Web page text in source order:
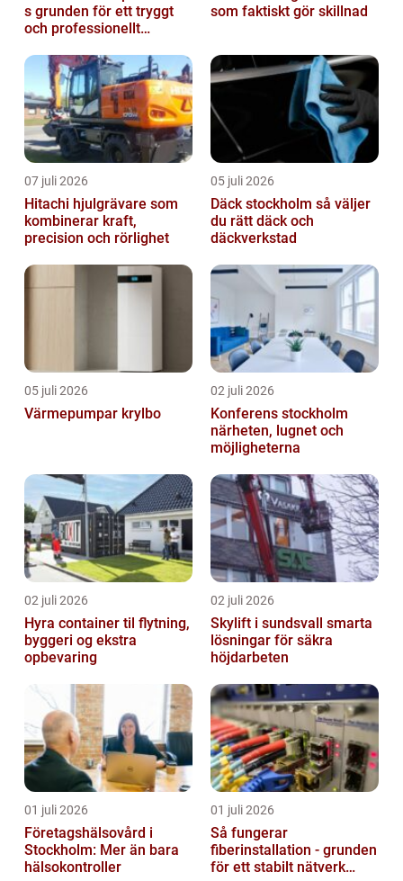
s grunden för ett tryggt
och professionellt
som faktiskt gör skillnad
07 juli 2026
Hitachi hjulgrävare som
kombinerar kraft,
precision och rörlighet
05 juli 2026
Däck stockholm så väljer
du rätt däck och
däckverkstad
05 juli 2026
Värmepumpar krylbo
02 juli 2026
Konferens stockholm
närheten, lugnet och
möjligheterna
02 juli 2026
Hyra container til flytning,
byggeri og ekstra
opbevaring
02 juli 2026
Skylift i sundsvall smarta
lösningar för säkra
höjdarbeten
01 juli 2026
Företagshälsovård i
Stockholm: Mer än bara
hälsokontroller
01 juli 2026
Så fungerar
fiberinstallation - grunden
för ett stabilt nätverk